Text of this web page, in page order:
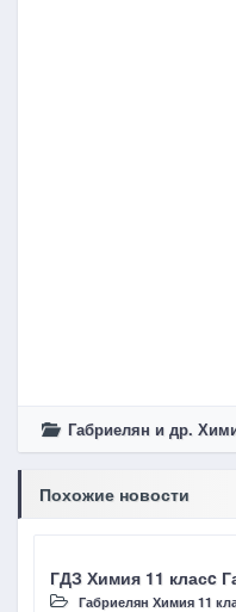
Габриелян и др.
Похожие новости
ГДЗ Химия 11 класc
Габриелян Химия 11